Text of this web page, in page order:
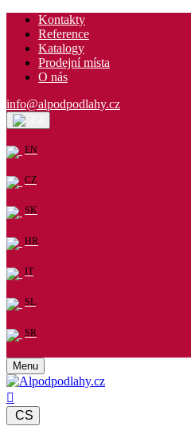
Kontakty
Reference
Katalogy
Prodejní místa
O nás
info@alpodpodlahy.cz
EN
CZ
SK
HR
IT
SL
SR
Menu
CS